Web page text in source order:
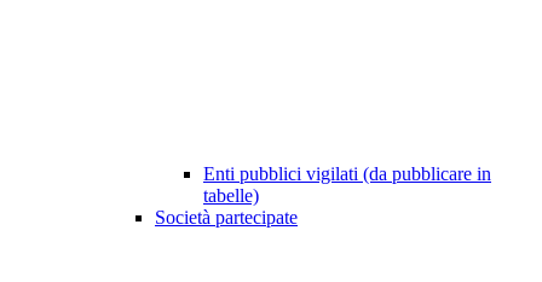
Enti pubblici vigilati (da pubblicare in
tabelle)
Società partecipate